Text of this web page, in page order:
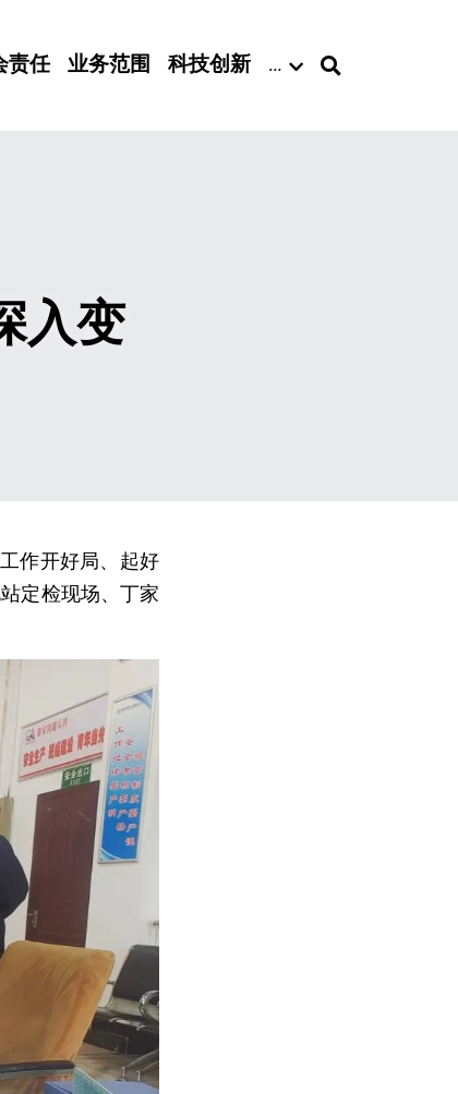
责任 业务范围 科技创新 …
入变
作开好局、起好
定检现场、丁家